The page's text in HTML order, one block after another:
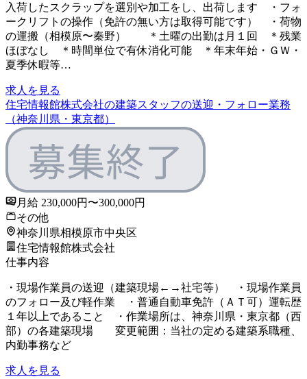
入荷したスクラップを選別や加工をし、出荷します ・フォ
ークリフトの操作（免許の無い方は取得可能です） ・荷物
の運搬（相模原〜秦野） ＊土曜の出勤は月１回 ＊残業
ほぼなし ＊時間単位で有休消化可能 ＊年末年始・ＧＷ・
夏季休暇等…
求人を見る
住宅情報館株式会社の建築スタッフの送迎・フォロー業務
（神奈川県・東京都）
月給 230,000円〜300,000円
その他
神奈川県相模原市中央区
住宅情報館株式会社
仕事内容
・現場作業員の送迎（建築現場←→社宅等） ・現場作業員
のフォロー及び軽作業 ・普通自動車免許（ＡＴ可）運転歴
１年以上であること ・作業場所は、神奈川県・東京都（西
部）の各建築現場 変更範囲：当社の定める建築系職種、
内勤事務など
求人を見る